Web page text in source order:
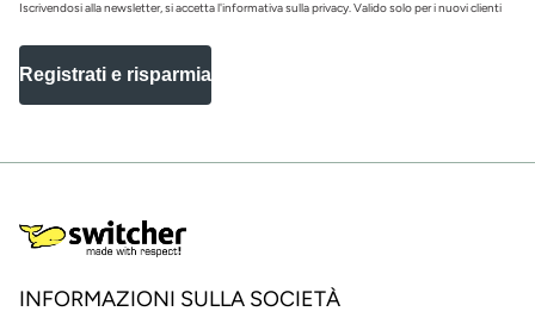
Iscrivendosi alla newsletter, si accetta l'informativa sulla privacy. Valido solo per i nuovi clienti
Registrati e risparmia
INFORMAZIONI SULLA SOCIETÀ